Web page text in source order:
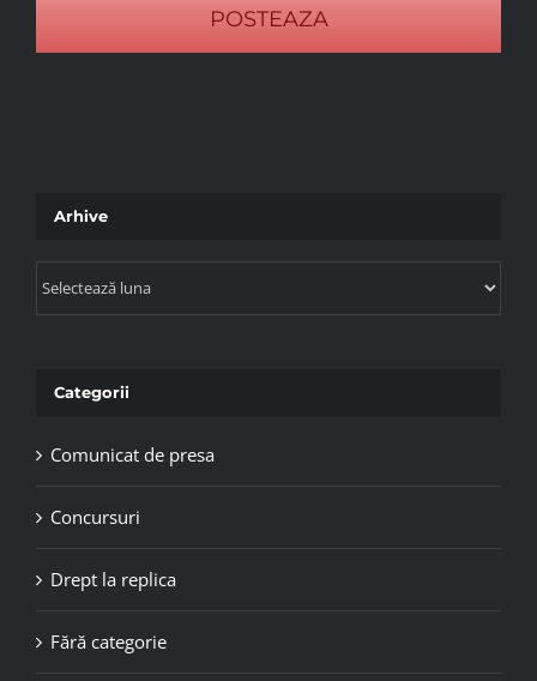
Arhive
Arhive
Categorii
Comunicat de presa
Concursuri
Drept la replica
Fără categorie